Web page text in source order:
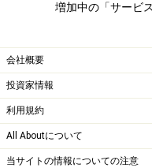
増加中の「サービ
会社概要
投資家情報
利用規約
All Aboutについて
当サイトの情報についての注意